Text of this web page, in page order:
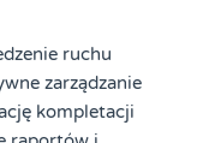
ruchu
zarządzanie
kompletacji